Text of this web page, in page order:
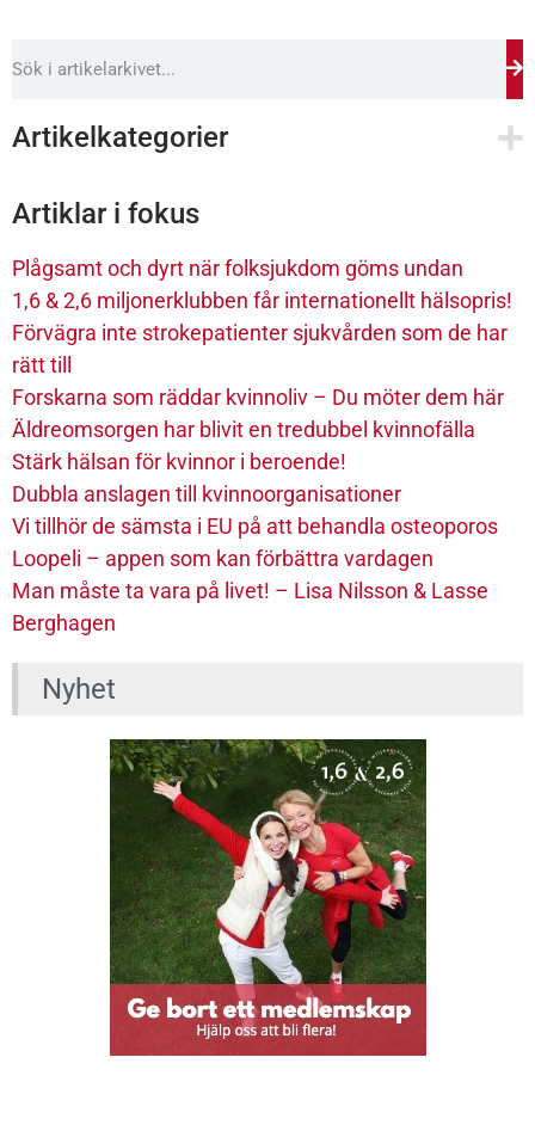
Artikelkategorier
Artiklar i fokus
Plågsamt och dyrt när folksjukdom göms undan
1,6 & 2,6 miljonerklubben får internationellt hälsopris!
Förvägra inte strokepatienter sjukvården som de har
rätt till
Forskarna som räddar kvinnoliv – Du möter dem här
Äldreomsorgen har blivit en tredubbel kvinnofälla
Stärk hälsan för kvinnor i beroende!
Dubbla anslagen till kvinnoorganisationer
Vi tillhör de sämsta i EU på att behandla osteoporos
Loopeli – appen som kan förbättra vardagen
Man måste ta vara på livet! – Lisa Nilsson & Lasse
Berghagen
Nyhet